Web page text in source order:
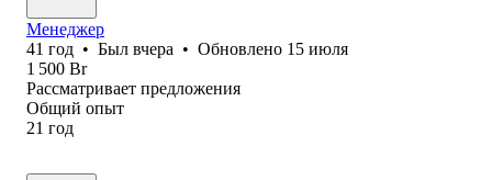
Менеджер
41 год • Был вчера • Обновлено 15 июля
1 500 Br
Рассматривает предложения
Общий опыт
21 год